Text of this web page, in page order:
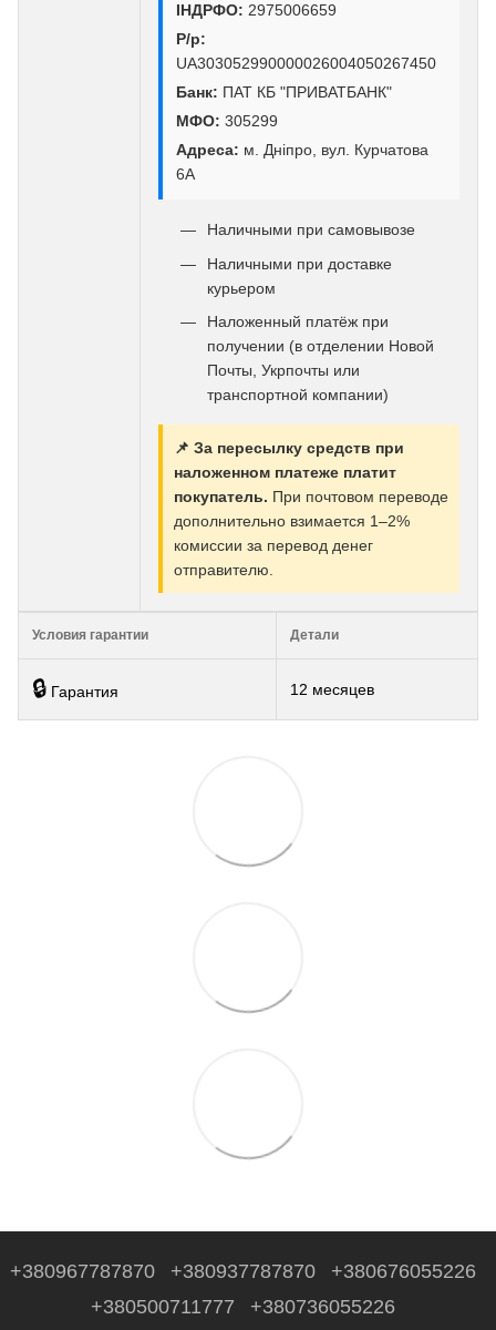
ІНДРФО: 2975006659
Р/р:
UA303052990000026004050267450
Банк: ПАТ КБ "ПРИВАТБАНК"
МФО: 305299
Адреса: м. Дніпро, вул. Курчатова
6А
Наличными при самовывозе
Наличными при доставке
курьером
Наложенный платёж при
получении (в отделении Новой
Почты, Укрпочты или
транспортной компании)
📌 За пересылку средств при
наложенном платеже платит
покупатель. При почтовом переводе
дополнительно взимается 1–2%
комиссии за перевод денег
отправителю.
Условия гарантии Детали
🔒 Гарантия 12 месяцев
+380967787870 +380937787870
+380676055226
+380500711777
+380736055226